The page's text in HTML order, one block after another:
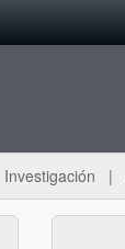
Investigación